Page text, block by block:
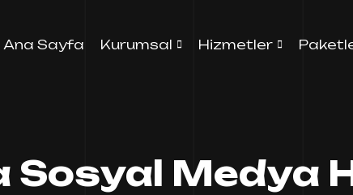
Ana Sayfa Kurumsal Hizmetler
Sosyal Medya